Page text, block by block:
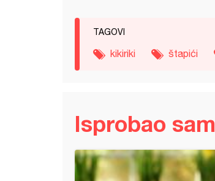
TAGOVI
kikiriki štapići
Isprobao sam